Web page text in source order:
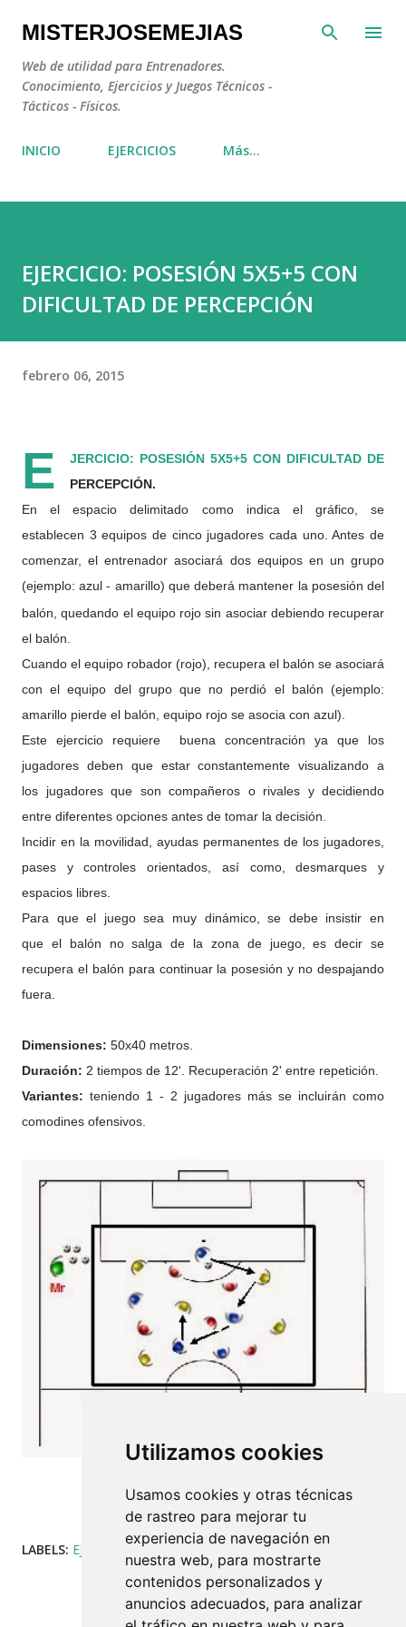
Utilizamos cookies
Usamos cookies y otras técnicas
de rastreo para mejorar tu
experiencia de navegación en
nuestra web, para mostrarte
contenidos personalizados y
anuncios adecuados, para analizar
Ir al contenido principal
MISTERJOSEMEJIAS
Web de utilidad para Entrenadores.
Conocimiento, Ejercicios y Juegos Técnicos -
Tácticos - Físicos.
INICIO EJERCICIOS Más…
EJERCICIO: POSESIÓN 5X5+5 CON
DIFICULTAD DE PERCEPCIÓN
febrero 06, 2015
E
JERCICIO: POSESIÓN 5X5+5 CON DIFICULTAD DE
PERCEPCIÓN.
En el espacio delimitado como indica el gráfico, se
establecen 3 equipos de cinco jugadores cada uno. Antes de
comenzar, el entrenador asociará dos equipos en un grupo
(ejemplo: azul‐ amarillo) que deberá mantener la posesión del
balón, quedando el equipo rojo sin asociar debiendo recuperar
el balón.
Cuando el equipo robador (rojo), recupera el balón se asociará
con el equipo del grupo que no perdió el balón (ejemplo:
amarillo pierde el balón, equipo rojo se asocia con azul).
Este ejercicio requiere buena concentración ya que los
jugadores deben que estar constantemente visualizando a
los jugadores que son compañeros o rivales y decidiendo
entre diferentes opciones antes de tomar la decisión.
Incidir en la movilidad, ayudas permanentes de los jugadores,
pases y controles orientados, así como, desmarques y
espacios libres.
Para que el juego sea muy dinámico, se debe insistir en
que el balón no salga de la zona de juego, es decir se
recupera el balón para continuar la posesión y no despajando
fuera.
Dimensiones: 50x40 metros.
Duración: 2 tiempos de 12'. Recuperación 2' entre repetición.
Variantes: teniendo 1 - 2 jugadores más se incluirán como
comodines ofensivos.
LABELS: EJERCICIOS COMPARTIR